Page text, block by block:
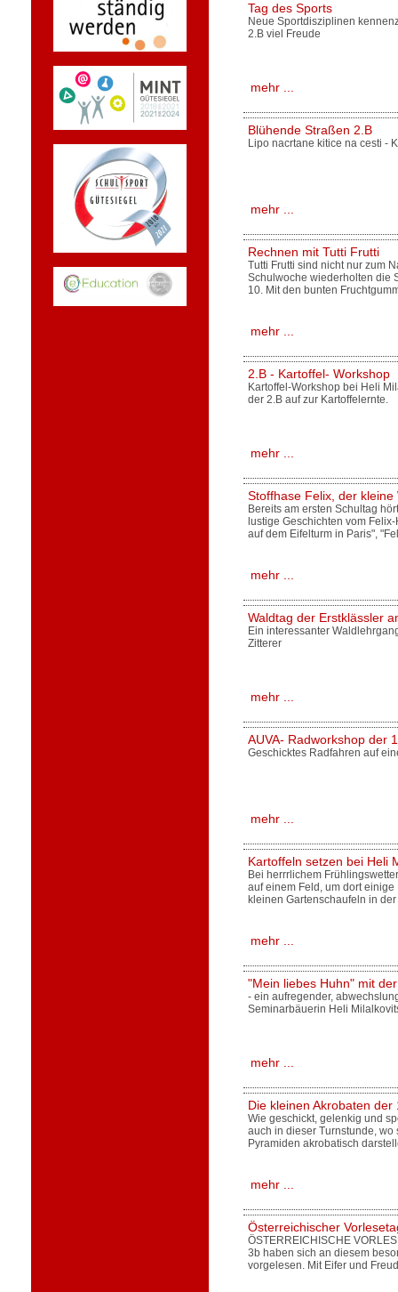
Tag des Sports
Neue Sportdisziplinen
2.B viel Freude
mehr ...
Blühende Straßen 2.B
Lipo nacrtane kitice na cesti -
mehr ...
Rechnen mit Tutti Frutti
Tutti Frutti sind nicht nur zum
Schulwoche wiederholten die
10. Mit den bunten
mehr ...
2.B - Kartoffel- Workshop
Kartoffel-Workshop bei Heli
der 2.B auf zur Kartoffelernte.
mehr ...
Stoffhase Felix, der kleine
Bereits am ersten Schultag
lustige Geschichten vom
auf dem Eifelturm in Paris",
mehr ...
Waldtag der Erstklässler
Ein interessanter
Zitterer
mehr ...
AUVA- Radworkshop der
Geschicktes Radfahren auf
mehr ...
Kartoffeln setzen bei Heli
Bei herrrlichem
auf einem Feld, um dort
kleinen Gartenschaufeln in
mehr ...
"Mein liebes Huhn" mit
- ein aufregender,
Seminarbäuerin Heli
mehr ...
Die kleinen Akrobaten der
Wie geschickt, gelenkig und
auch in dieser Turnstunde,
Pyramiden akrobatisch
mehr ...
Österreichischer
ÖSTERREICHISCHE
3b haben sich an diesem
vorgelesen. Mit Eifer und